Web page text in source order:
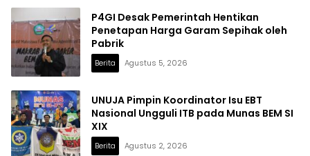
P4GI Desak Pemerintah Hentikan
Penetapan Harga Garam Sepihak oleh
Pabrik
Berita Agustus 5, 2026
UNUJA Pimpin Koordinator Isu EBT
Nasional Ungguli ITB pada Munas BEM SI
XIX
Berita Agustus 2, 2026